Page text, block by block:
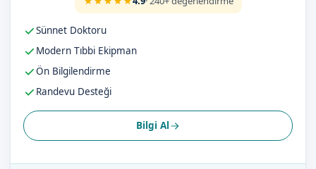
Sünnet Doktoru
Modern Tıbbi Ekipman
Ön Bilgilendirme
Randevu Desteği
Bilgi Al